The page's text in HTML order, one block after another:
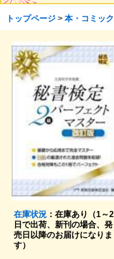
トップページ> 本・コミック
在庫状況：在庫あり（1～2
日で出荷、新刊の場合、発
売日以降のお届けになりま
す）